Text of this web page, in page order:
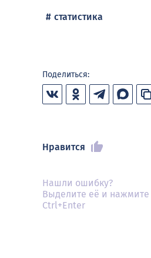
статистика
Поделиться:
Нравится
Нашли ошибку?
Выделите её и нажмите
Ctrl+Enter